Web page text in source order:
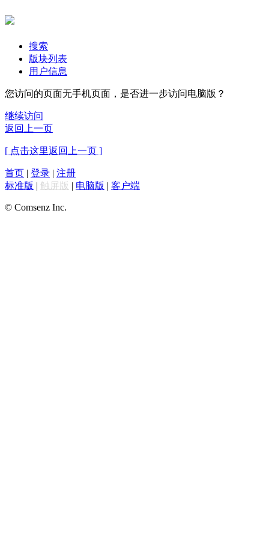
搜索
版块列表
用户信息
您访问的页面无手机页面，是否进一步访问电脑版？
继续访问
返回上一页
[ 点击这里返回上一页 ]
首页 | 登录 | 注册
标准版 | 触屏版 | 电脑版 | 客户端
© Comsenz Inc.